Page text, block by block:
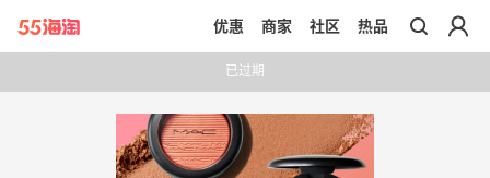
带你去官网买正品
优惠 商家 社区 热品
已过期